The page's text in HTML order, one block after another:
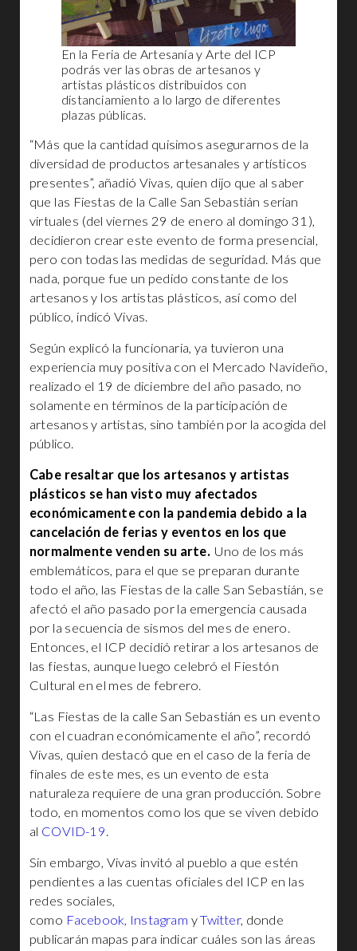
En la Feria de Artesanía y Arte del ICP
podrás ver las obras de artesanos y
artistas plásticos distribuidos con
distanciamiento a lo largo de diferentes
plazas públicas.
“Más que la cantidad quisimos asegurarnos de la
diversidad de productos artesanales y artísticos
presentes”, añadió Vivas, quien dijo que al saber
que las Fiestas de la Calle San Sebastián serían
virtuales (del viernes 29 de enero al domingo 31),
decidieron crear este evento de forma presencial,
pero con todas las medidas de seguridad. Más que
nada, porque fue un pedido constante de los
artesanos y los artistas plásticos, así como del
público, indicó Vivas.
Según explicó la funcionaria, ya tuvieron una
experiencia muy positiva con el Mercado Navideño,
realizado el 19 de diciembre del año pasado, no
solamente en términos de la participación de
artesanos y artistas, sino también por la acogida del
público.
Cabe resaltar que los artesanos y artistas
plásticos se han visto muy afectados
económicamente con la pandemia debido a la
cancelación de ferias y eventos en los que
normalmente venden su arte. Uno de los más
emblemáticos, para el que se preparan durante
todo el año, las Fiestas de la calle San Sebastián, se
afectó el año pasado por la emergencia causada
por la secuencia de sismos del mes de enero.
Entonces, el ICP decidió retirar a los artesanos de
las fiestas, aunque luego celebró el Fiestón
Cultural en el mes de febrero.
“Las Fiestas de la calle San Sebastián es un evento
con el cuadran económicamente el año”, recordó
Vivas, quien destacó que en el caso de la feria de
finales de este mes, es un evento de esta
naturaleza requiere de una gran producción. Sobre
todo, en momentos como los que se viven debido
al COVID-19.
Sin embargo, Vivas invitó al pueblo a que estén
pendientes a las cuentas oficiales del ICP en las
redes sociales,
como Facebook, Instagram yTwitter, donde
publicarán mapas para indicar cuáles son las áreas